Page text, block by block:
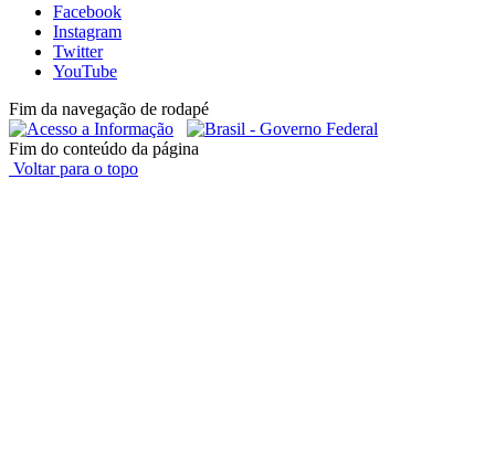
Facebook
Instagram
Twitter
YouTube
Fim da navegação de rodapé
Fim do conteúdo da página
Voltar para o topo